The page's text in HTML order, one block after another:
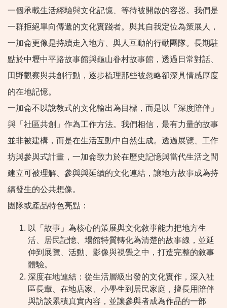
一個承載生活經驗與文化記憶、等待被開啟的容器。我們是
一群拒絕單向傳遞的文化實踐者。與其自我定位為策展人，
一加侖更像是持續走入地方、與人互動的行動團隊。長期駐
點於中壢中平路故事館與龜山眷村故事館，透過日常對話、
田野觀察與共創行動，逐步梳理那些被忽略卻深具情感厚度
的在地記憶。
一加侖不以說教式的文化輸出為目標，而是以「深度陪伴」
與「社區共創」作為工作方法。我們相信，最有力量的故事
並非被建構，而是在生活互動中自然生成。透過展覽、工作
坊與參與式計畫，一加侖致力於在歷史記憶與當代生活之間
建立可被理解、參與與延續的文化連結，讓地方故事成為持
續發生的公共想像。
團隊或產品特色亮點：
以「故事」為核心的策展與文化敘事能力把地方生
活、居民記憶、場館特質轉化為清楚的故事線，並延
伸到展覽、活動、影像與視覺之中，打造完整的敘事
體驗。
深度在地連結：從生活層級出發的文化實作，深入社
區長輩、在地店家、小學生到居民家庭，擅長用陪伴
與訪談累積真實內容，並讓參與者成為作品的一部